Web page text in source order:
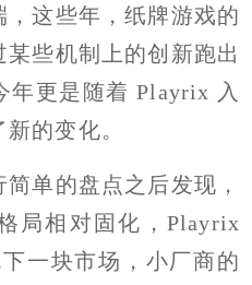
这些年，纸牌游戏的
些机制上的创新跑出
年更是随着 Playrix 入
的变化。
单的盘点之后发现，
局相对固化，Playrix
一块市场，小厂商的